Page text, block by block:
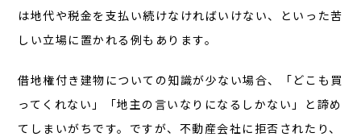
は地代や税金を支払い続けなければいけない、といった苦
しい立場に置かれる例もあります。
借地権付き建物についての知識が少ない場合、「どこも買
ってくれない」「地主の言いなりになるしかない」と諦め
てしまいがちです。ですが、不動産会社に拒否されたり、